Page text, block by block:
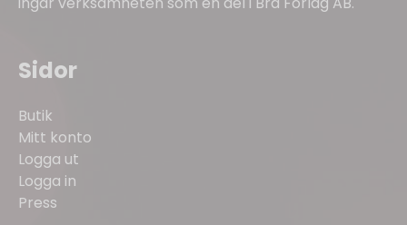
Sidor
Butik
Mitt konto
Logga ut
Logga in
Press